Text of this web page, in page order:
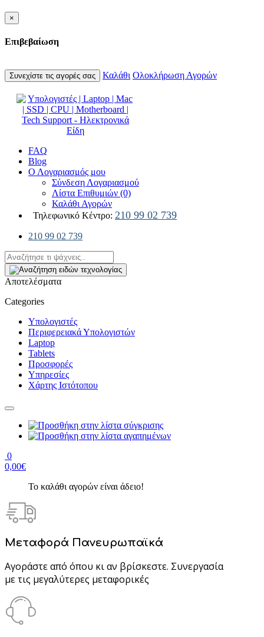
×
Επιβεβαίωση
Συνεχίστε τις αγορές σας Καλάθι Ολοκλήρωση Αγορών
FAQ
Blog
Ο Λογαριασμός μου
Σύνδεση Λογαριασμού
Λίστα Επιθυμιών (0)
Καλάθι Αγορών
Τηλεφωνικό Κέντρο: 210 99 02 739
210 99 02 739
Αποτελέσματα
Categories
Υπολογιστές
Περιφερειακά Υπολογιστών
Laptop
Tablets
Προσφορές
Υπηρεσίες
Χάρτης Ιστότοπου
0
0,00€
Το καλάθι αγορών είναι άδειο!
Μεταφορά Πανευρωπαϊκά
Αγοράστε από όπου κι αν βρίσκεστε. Συνεργασία
με τις μεγαλύτερες μεταφορικές